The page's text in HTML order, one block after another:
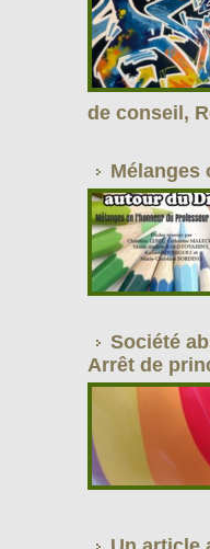
de conseil ,
Mélanges
Société
Arrêt de